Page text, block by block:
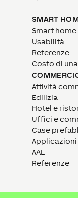
SMART
Smart home
Usabilità
Referenze
Costo di
Attività
Edilizia
Hotel e
Uffici e
Case
Applicazioni
AAL
Referenze